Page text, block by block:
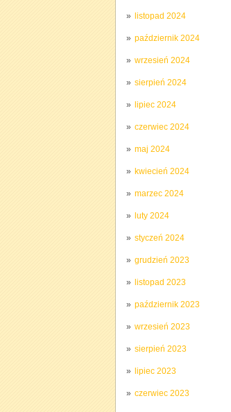
listopad 2024
październik 2024
wrzesień 2024
sierpień 2024
lipiec 2024
czerwiec 2024
maj 2024
kwiecień 2024
marzec 2024
luty 2024
styczeń 2024
grudzień 2023
listopad 2023
październik 2023
wrzesień 2023
sierpień 2023
lipiec 2023
czerwiec 2023